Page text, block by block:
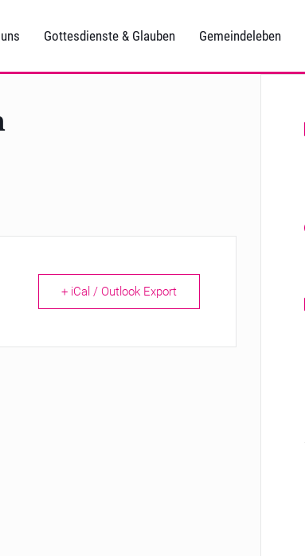
Gottesdienste & Glauben Gemeindeleben
+ iCal / Outlook Export